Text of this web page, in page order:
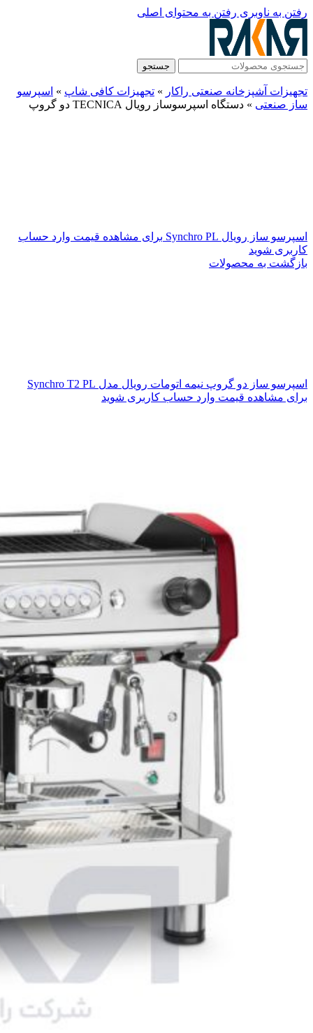
رفتن به ناوبری رفتن به محتوای اصلی
جستجو
تجهیزات آشپزخانه صنعتی راکار » تجهیزات کافی شاپ » اسپرسو
ساز صنعتی » دستگاه اسپرسوساز رویال TECNICA دو گروپ
اسپرسو ساز رویال Synchro PL
برای مشاهده قیمت وارد حساب
کاربری شوید
بازگشت به محصولات
اسپرسو ساز دو گروپ نیمه اتومات رویال مدل Synchro T2 PL
برای مشاهده قیمت وارد حساب کاربری شوید